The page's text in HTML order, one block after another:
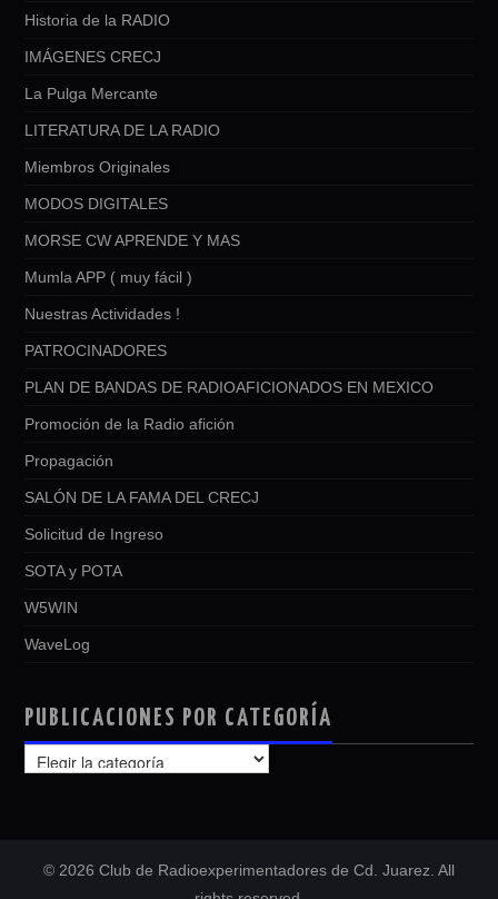
Historia de la RADIO
IMÁGENES CRECJ
La Pulga Mercante
LITERATURA DE LA RADIO
Miembros Originales
MODOS DIGITALES
MORSE CW APRENDE Y MAS
Mumla APP ( muy fácil )
Nuestras Actividades !
PATROCINADORES
PLAN DE BANDAS DE RADIOAFICIONADOS EN MEXICO
Promoción de la Radio afición
Propagación
SALÓN DE LA FAMA DEL CRECJ
Solicitud de Ingreso
SOTA y POTA
W5WIN
WaveLog
PUBLICACIONES POR CATEGORÍA
PUBLICACIONES
POR
© 2026 Club de Radioexperimentadores de Cd. Juarez. All